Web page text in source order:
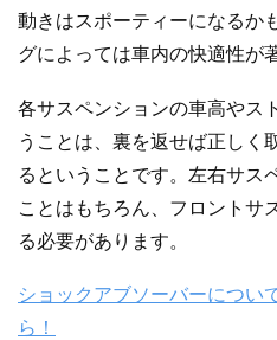
動きはスポーティーになるか
グによっては車内の快適性が
各サスペンションの車高やス
うことは、裏を返せば正しく
るということです。左右サス
ことはもちろん、フロントサ
る必要があります。
ショックアブソーバーについ
ら！